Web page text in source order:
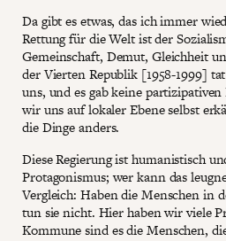
Da gibt es etwas, das ich immer
Rettung für die Welt ist der
Gemeinschaft, Demut, Gleichheit
der Vierten Republik [1958-1999]
uns, und es gab keine
wir uns auf lokaler Ebene selbst
die Dinge anders.
Diese Regierung ist humanistisch
Protagonismus; wer kann das
Vergleich: Haben die Menschen in
tun sie nicht. Hier haben wir viele
Kommune sind es die Menschen,